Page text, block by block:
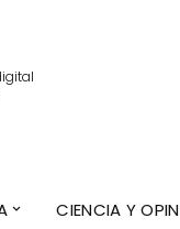
CIENCIA Y